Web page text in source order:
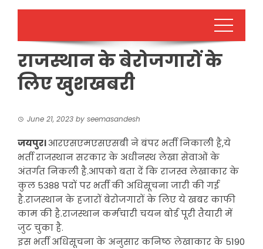
राजस्थान के बेरोजगारों के
लिए खुशखबरी
June 21, 2023 by seemasandesh
जयपुर।आरएसएमएसएसबी ने बंपर भर्ती निकाली है,ये
भर्ती राजस्थान सरकार के अधीनस्थ लेखा सेवाओं के
अंतर्गत निकली है.आपको बता दें कि राजस्व लेखाकार के
कुल 5388 पदों पर भर्ती की अधिसूचना जारी की गई
है.राजस्थान के हजारों बेरोजगारों के लिए ये खबर काफी
काम की है.राजस्थान कर्मचारी चयन बोर्ड पूरी तैयारी में
जुट चुका है.
इस भर्ती अधिसूचना के अनुसार कनिष्ठ लेखाकार के 5190